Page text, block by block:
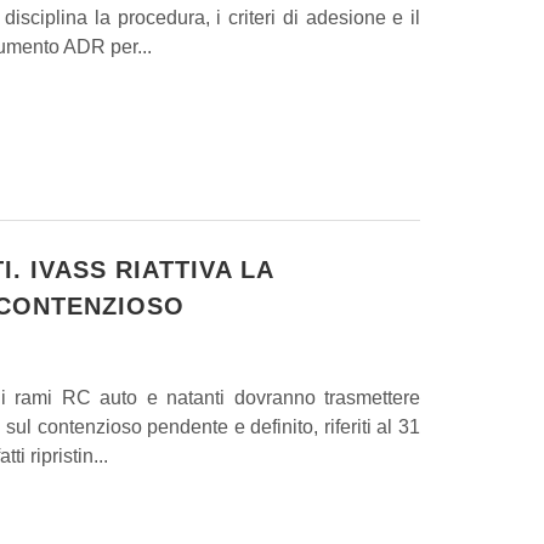
la procedura, i criteri di adesione e il
ADR per...
IVASS RIATTIVA LA
rami RC auto e natanti dovranno trasmettere
contenzioso pendente e definito, riferiti al 31
ripristin...